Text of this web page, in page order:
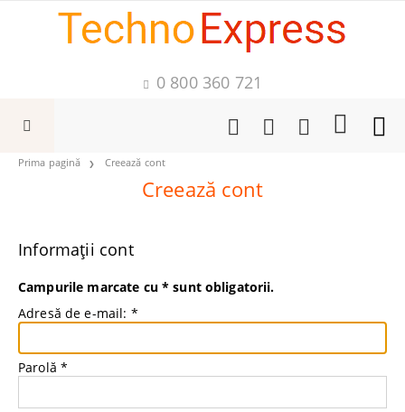
0 800 360 721
Prima pagină Creează cont
Creează cont
Informații cont
Campurile marcate cu * sunt obligatorii.
Adresă de e-mail: *
Parolă *